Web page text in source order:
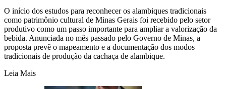
O início dos estudos para reconhecer os alambiques tradicionais
como patrimônio cultural de Minas Gerais foi recebido pelo setor
produtivo como um passo importante para ampliar a valorização da
bebida. Anunciada no mês passado pelo Governo de Minas, a
proposta prevê o mapeamento e a documentação dos modos
tradicionais de produção da cachaça de alambique.
Leia Mais